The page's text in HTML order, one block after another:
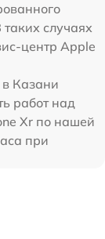
случаях
центр Apple
Казани
работ над
Xr по нашей
при